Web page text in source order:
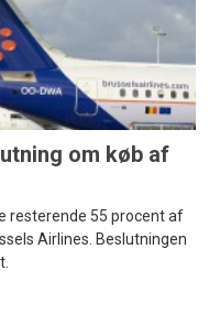
om køb af
resterende 55 procent af
Airlines. Beslutningen